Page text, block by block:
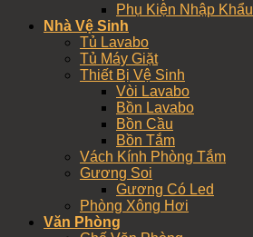
Phụ Kiện Nhập Khẩu
Nhà Vệ Sinh
Tủ Lavabo
Tủ Máy Giặt
Thiết Bị Vệ Sinh
Vòi Lavabo
Bồn Lavabo
Bồn Cầu
Bồn Tắm
Vách Kính Phòng Tắm
Gương Soi
Gương Có Led
Phòng Xông Hơi
Văn Phòng